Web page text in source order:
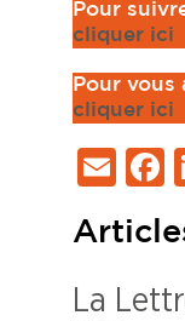
Pour
cliquer ici
Pour vous
cliquer ici
La